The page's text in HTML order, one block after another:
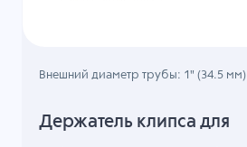
Держатель клипса для
Внешний диаметр трубы: 1" (34.5 мм)